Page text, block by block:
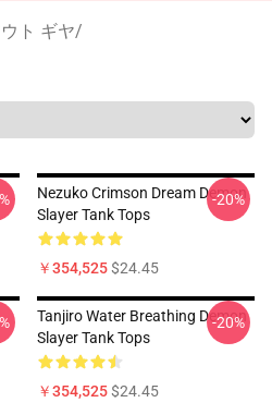
ト ギヤ/
Nezuko Crimson Dream Demon
Slayer Tank Tops
￥354,525$24.45
-20%
Tanjiro Water Breathing Demon
Slayer Tank Tops
￥354,525$24.45
-20%